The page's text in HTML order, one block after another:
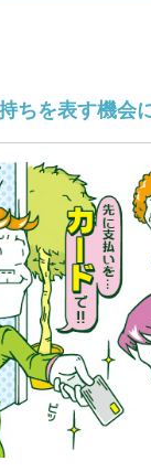
ちを表す機会